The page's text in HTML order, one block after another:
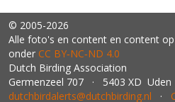
© 2005-2026
Alle foto's en content en content
onder CC BY‑NC‑ND 4.0
Dutch Birding Association
Germenzeel 707 · 5403 XD Uden
dutchbirdalerts@dutchbirding.nl ·